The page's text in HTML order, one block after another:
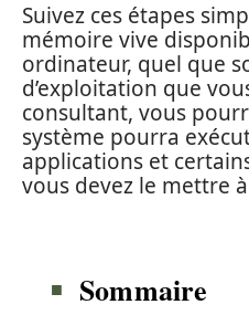
Suivez ces étapes
mémoire vive
ordinateur, quel que
d’exploitation que
consultant, vous
système pourra
applications et
vous devez le mettre
Sommaire